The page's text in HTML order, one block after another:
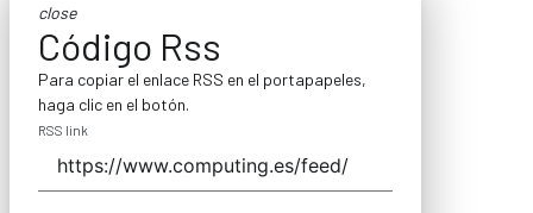
close
Código Rss
Para copiar el enlace RSS en el portapapeles,
haga clic en el botón.
RSS link